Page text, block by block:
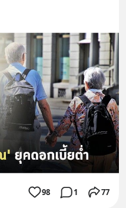
98 1 77